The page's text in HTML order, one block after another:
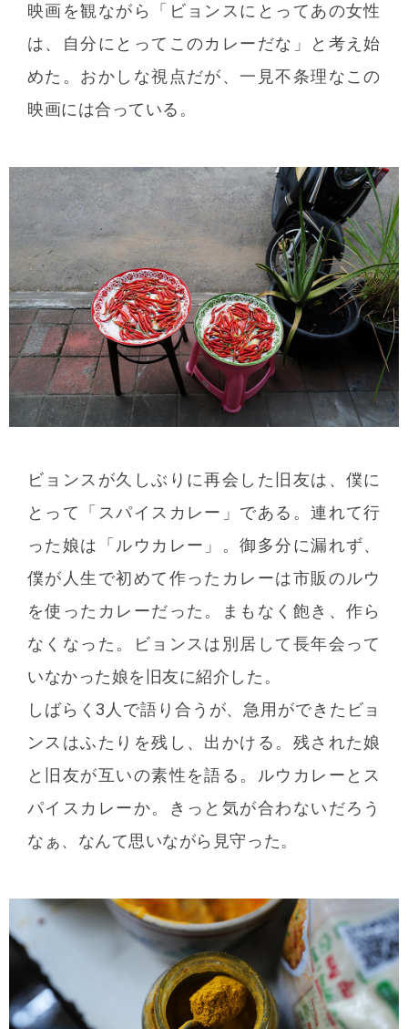
映画を観ながら「ビョンスにとってあの女性
は、自分にとってこのカレーだな」と考え始
めた。おかしな視点だが、一見不条理なこの
映画には合っている。
ビョンスが久しぶりに再会した旧友は、僕に
とって「スパイスカレー」である。連れて行
った娘は「ルウカレー」。御多分に漏れず、
僕が人生で初めて作ったカレーは市販のルウ
を使ったカレーだった。まもなく飽き、作ら
なくなった。ビョンスは別居して長年会って
いなかった娘を旧友に紹介した。
しばらく3人で語り合うが、急用ができたビョ
ンスはふたりを残し、出かける。残された娘
と旧友が互いの素性を語る。ルウカレーとス
パイスカレーか。きっと気が合わないだろう
なぁ、なんて思いながら見守った。